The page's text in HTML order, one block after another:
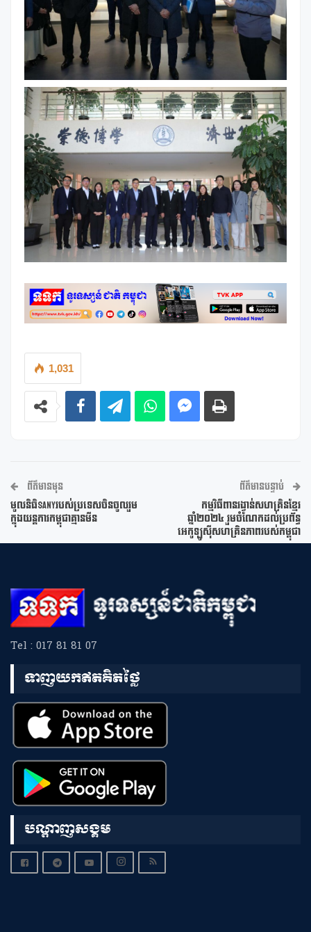
1,031
ព័ត៌មានមុន
មូលនិធិSanyរបស់ប្រទេសចិនចូលរួម
ក្នុងយន្តការកម្ពុជាគ្មានមីន
ព័ត៌មានបន្ទាប់
កម្មវិធីពានរង្វាន់សហគ្រិនខ្មែរ
ឆ្នាំ២០២៤ រួមចំណែកដល់ប្រព័ន្ធ
អេកូឡូស៊ីសហគ្រិនភាពរបស់កម្ពុជា
Tel : 017 81 81 07
ទាញយកឥតគិតថ្លៃ
បណ្តាញសង្គម